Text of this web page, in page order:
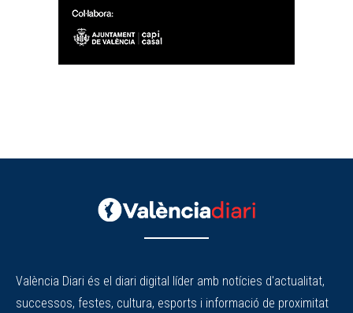
València Diari és el diari digital líder amb notícies d'actualitat,
successos, festes, cultura, esports i informació de proximitat